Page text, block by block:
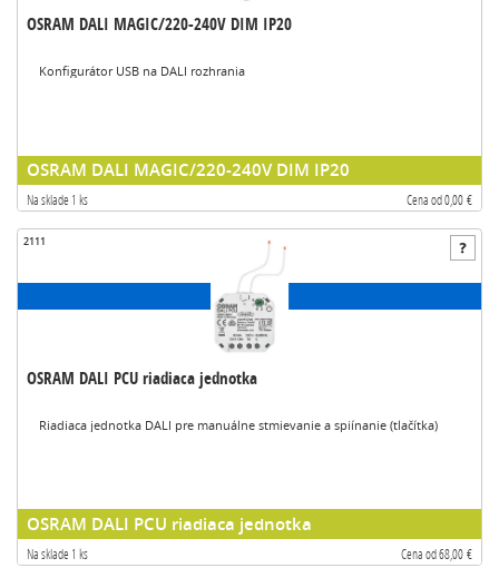
OSRAM DALI MAGIC/220-240V DIM IP20
Konfigurátor USB na DALI rozhrania
OSRAM DALI MAGIC/220-240V DIM IP20
Na sklade 1 ks Cena od 0,00 €
2111
OSRAM DALI PCU riadiaca jednotka
Riadiaca jednotka DALI pre manuálne stmievanie a spiínanie (tlačítka)
OSRAM DALI PCU riadiaca jednotka
Na sklade 1 ks Cena od 68,00 €